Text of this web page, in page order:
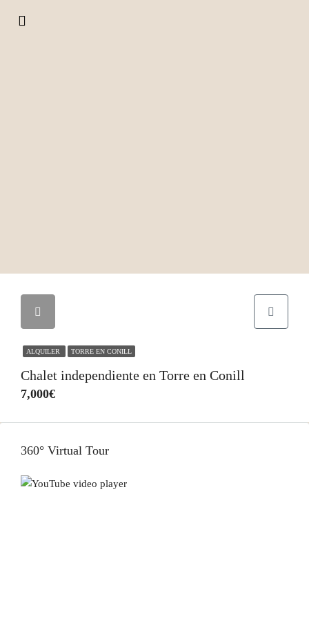
ALQUILER TORRE EN CONILL
Chalet independiente en Torre en Conill
7,000€
360° Virtual Tour